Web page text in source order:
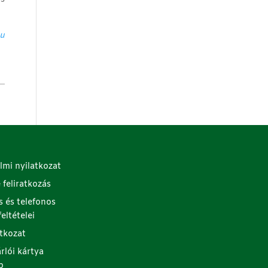
nyilatkozat
feliratkozás
és telefonos
kártya